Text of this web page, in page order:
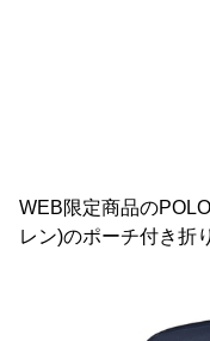
WEB限定商品の
レン)のポーチ付き折